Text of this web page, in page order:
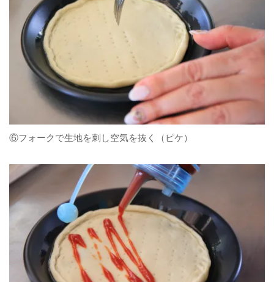
⑥フォークで生地を刺し空気を抜く（ピケ）